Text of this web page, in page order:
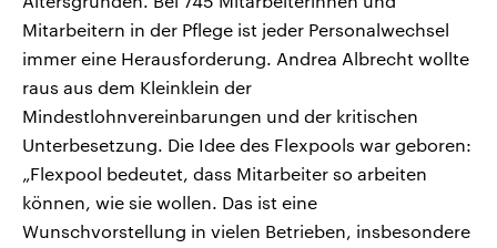
Mitarbeitern in der Pflege ist jeder Personalwechsel
immer eine Herausforderung. Andrea Albrecht wollte
raus aus dem Kleinklein der
Mindestlohnvereinbarungen und der kritischen
Unterbesetzung. Die Idee des Flexpools war geboren:
„Flexpool bedeutet, dass Mitarbeiter so arbeiten
können, wie sie wollen. Das ist eine
Wunschvorstellung in vielen Betrieben, insbesondere